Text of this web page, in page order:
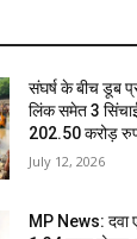
संघर्ष के बीच डूब
लिंक समेत 3
202.50 करोड़
July 12, 2026
MP News: दवा